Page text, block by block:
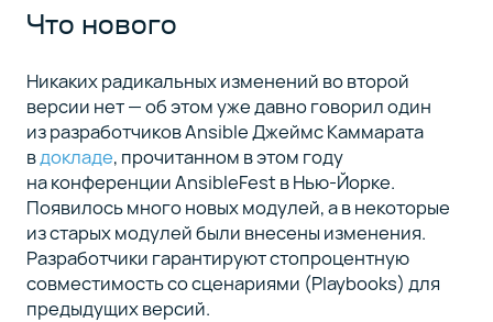
Что нового
Никаких радикальных изменений во второй
версии нет — об этом уже давно говорил один
из разработчиков Ansible Джеймс Каммарата
вдокладе, прочитанном в этом году
на конференции AnsibleFest в Нью-Йорке.
Появилось много новых модулей, а в некоторые
из старых модулей были внесены изменения.
Разработчики гарантируют стопроцентную
совместимость со сценариями (Playbooks) для
предыдущих версий.